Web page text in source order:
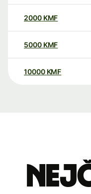
2000 KMF
5000 KMF
10000 KMF